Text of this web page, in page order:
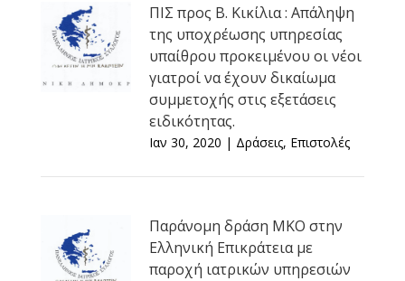
ΠΙΣ προς Β. Κικίλια : Απάληψη
της υποχρέωσης υπηρεσίας
υπαίθρου προκειμένου οι νέοι
γιατροί να έχουν δικαίωμα
συμμετοχής στις εξετάσεις
ειδικότητας.
Ιαν 30, 2020 | Δράσεις, Επιστολές
Παράνομη δράση ΜΚΟ στην
Ελληνική Επικράτεια με
παροχή ιατρικών υπηρεσιών